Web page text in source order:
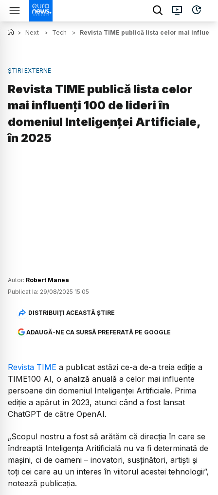
> Next > Tech > Revista TIME publică lista celor mai
ȘTIRI EXTERNE
Revista TIME publică lista celor
mai influenți 100 de lideri în
domeniul Inteligenței Artificiale,
în 2025
Autor: Robert Manea
Publicat la: 29/08/2025 15:05
DISTRIBUIȚI ACEASTĂ ȘTIRE
ADAUGĂ-NE CA SURSĂ PREFERATĂ PE GOOGLE
Revista TIME a publicat astăzi ce-a de-a treia ediție a
TIME100 AI, o analiză anuală a celor mai influente
persoane din domeniul Inteligenței Artificiale. Prima
ediție a apărut în 2023, atunci când a fost lansat
ChatGPT de către OpenAI.
„Scopul nostru a fost să arătăm că direcția în care se
îndreaptă Inteligența Aritificială nu va fi determinată de
mașini, ci de oameni – inovatori, susținători, artiști și
toți cei care au un interes în viitorul acestei tehnologii”,
notează publicația.